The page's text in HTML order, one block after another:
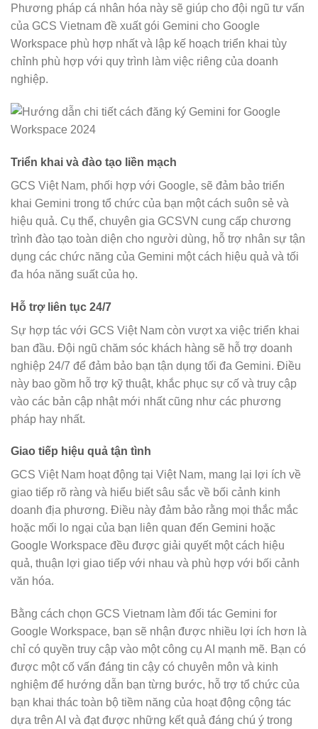
Phương pháp cá nhân hóa này sẽ giúp cho đội ngũ tư vấn
của GCS Vietnam đề xuất gói Gemini cho Google
Workspace phù hợp nhất và lập kế hoạch triển khai tùy
chỉnh phù hợp với quy trình làm việc riêng của doanh
nghiệp.
Triển khai và đào tạo liền mạch
GCS Việt Nam, phối hợp với Google, sẽ đảm bảo triển
khai Gemini trong tổ chức của bạn một cách suôn sẻ và
hiệu quả. Cụ thể, chuyên gia GCSVN cung cấp chương
trình đào tạo toàn diện cho người dùng, hỗ trợ nhân sự tận
dụng các chức năng của Gemini một cách hiệu quả và tối
đa hóa năng suất của họ.
Hỗ trợ liên tục 24/7
Sự hợp tác với GCS Việt Nam còn vượt xa việc triển khai
ban đầu. Đội ngũ chăm sóc khách hàng sẽ hỗ trợ doanh
nghiệp 24/7 để đảm bảo bạn tận dụng tối đa Gemini. Điều
này bao gồm hỗ trợ kỹ thuật, khắc phục sự cố và truy cập
vào các bản cập nhật mới nhất cũng như các phương
pháp hay nhất.
Giao tiếp hiệu quả tận tình
GCS Việt Nam hoạt động tại Việt Nam, mang lại lợi ích về
giao tiếp rõ ràng và hiểu biết sâu sắc về bối cảnh kinh
doanh địa phương. Điều này đảm bảo rằng mọi thắc mắc
hoặc mối lo ngại của bạn liên quan đến Gemini hoặc
Google Workspace đều được giải quyết một cách hiệu
quả, thuận lợi giao tiếp với nhau và phù hợp với bối cảnh
văn hóa.
Bằng cách chọn GCS Vietnam làm đối tác Gemini for
Google Workspace, bạn sẽ nhận được nhiều lợi ích hơn là
chỉ có quyền truy cập vào một công cụ AI mạnh mẽ. Bạn có
được một cố vấn đáng tin cậy có chuyên môn và kinh
nghiệm để hướng dẫn bạn từng bước, hỗ trợ tổ chức của
bạn khai thác toàn bộ tiềm năng của hoạt động cộng tác
dựa trên AI và đạt được những kết quả đáng chú ý trong